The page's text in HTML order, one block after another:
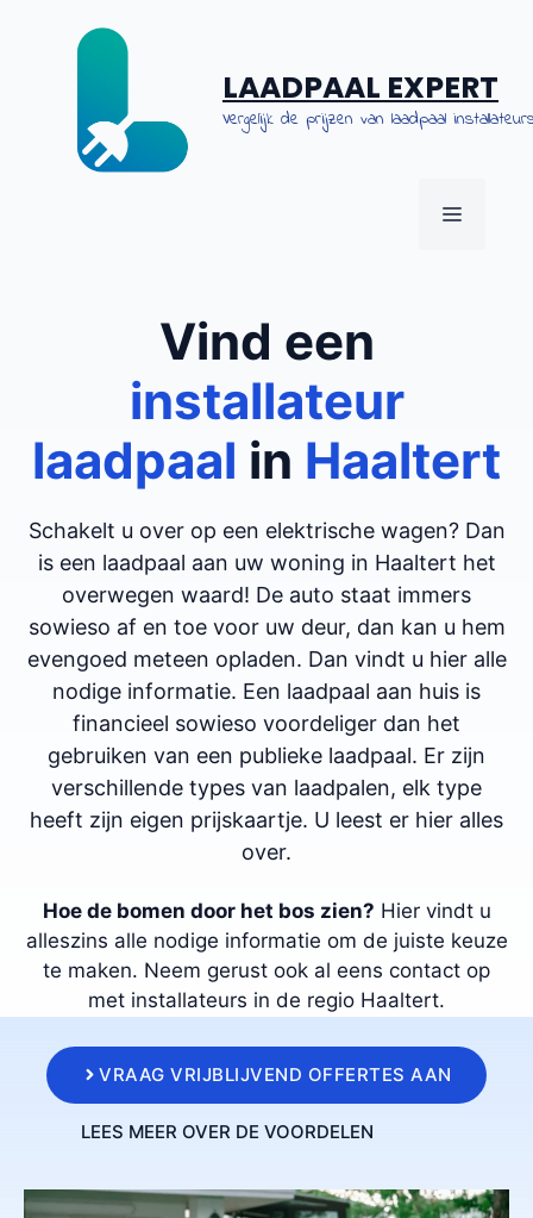
LAADPAAL EXPERT
Vergelijk de prijzen van laadpaal
MENU
Vind een
installateur
laadpaal in Haaltert
Schakelt u over op een elektrische wagen? Dan
is een laadpaal aan uw woning in Haaltert het
overwegen waard! De auto staat immers
sowieso af en toe voor uw deur, dan kan u hem
evengoed meteen opladen. Dan vindt u hier alle
nodige informatie. Een laadpaal aan huis is
financieel sowieso voordeliger dan het
gebruiken van een publieke laadpaal. Er zijn
verschillende types van laadpalen, elk type
heeft zijn eigen prijskaartje. U leest er hier alles
over.
Hoe de bomen door het bos zien? Hier vindt u
alleszins alle nodige informatie om de juiste keuze
te maken. Neem gerust ook al eens contact op
met installateurs in de regio Haaltert.
VRAAG VRIJBLIJVEND OFFERTES AAN
LEES MEER OVER DE VOORDELEN